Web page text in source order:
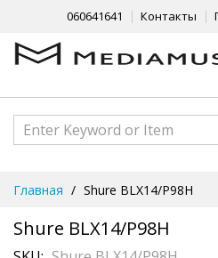
060641641 Контакты
Content
Главная Shure BLX14/P98H
Shure BLX14/P98H